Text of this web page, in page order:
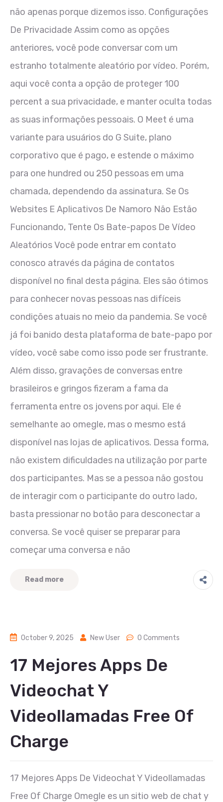
não apenas porque dizemos isso. Configurações
De Privacidade Assim como as opções
anteriores, você pode conversar com um
estranho totalmente aleatório por vídeo. Porém,
aqui você conta a opção de proteger 100
percent a sua privacidade, e manter oculta todas
as suas informações pessoais. O Meet é uma
variante para usuários do G Suite, plano
corporativo que é pago, e estende o máximo
para one hundred ou 250 pessoas em uma
chamada, dependendo da assinatura. Se Os
Websites E Aplicativos De Namoro Não Estão
Funcionando, Tente Os Bate-papos De Vídeo
Aleatórios Você pode entrar em contato
conosco através da página de contatos
disponível no final desta página. Eles são ótimos
para conhecer novas pessoas nas difíceis
condições atuais no meio da pandemia. Se você
já foi banido desta plataforma de bate-papo por
vídeo, você sabe como isso pode ser frustrante.
Além disso, gravações de conversas entre
brasileiros e gringos fizeram a fama da
ferramenta entre os jovens por aqui. Ele é
semelhante ao omegle, mas o mesmo está
disponível nas lojas de aplicativos. Dessa forma,
não existem dificuldades na utilização por parte
dos participantes. Mas se a pessoa não gostou
de interagir com o participante do outro lado,
basta pressionar no botão para desconectar a
conversa. Se você quiser se preparar para
começar uma conversa e não
Read more
October 9, 2025 New User 0 Comments
17 Mejores Apps De
Videochat Y
Videollamadas Free Of
Charge
17 Mejores Apps De Videochat Y Videollamadas
Free Of Charge Omegle es un sitio web de chat y